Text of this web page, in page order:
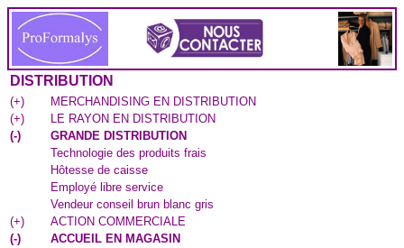
DISTRIBUTION
(+)
MERCHANDISING EN DISTRIBUTION
(+)
LE RAYON EN DISTRIBUTION
(-)
GRANDE DISTRIBUTION
Technologie des produits frais
Hôtesse de caisse
Employé libre service
Vendeur conseil brun blanc gris
(+)
ACTION COMMERCIALE
(-)
ACCUEIL EN MAGASIN